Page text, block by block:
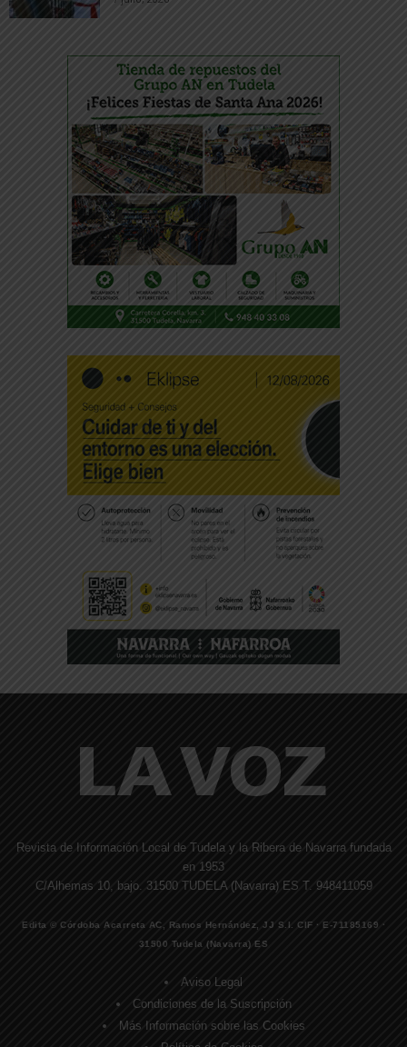
Revista de Información Local de Tudela y la Ribera de Navarra fundada
en 1953
C/Alhemas 10, bajo. 31500 TUDELA (Navarra) ES T. 948411059
Edita © Córdoba Acarreta AC, Ramos Hernández, JJ S.I. CIF · E-71185169 ·
31500 Tudela (Navarra) ES
Aviso Legal
Condiciones de la Suscripción
Más Información sobre las Cookies